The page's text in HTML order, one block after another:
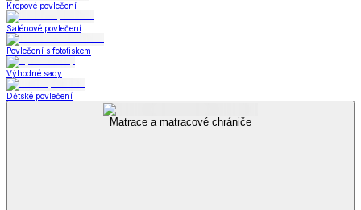
Krepové povlečení
Saténové povlečení
Povlečení s fototiskem
Výhodné sady
Dětské povlečení
Matrace a matracové chrániče